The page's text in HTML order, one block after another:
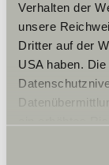
Verhalten der
unsere
Dritter auf der
USA haben.
zustehen.